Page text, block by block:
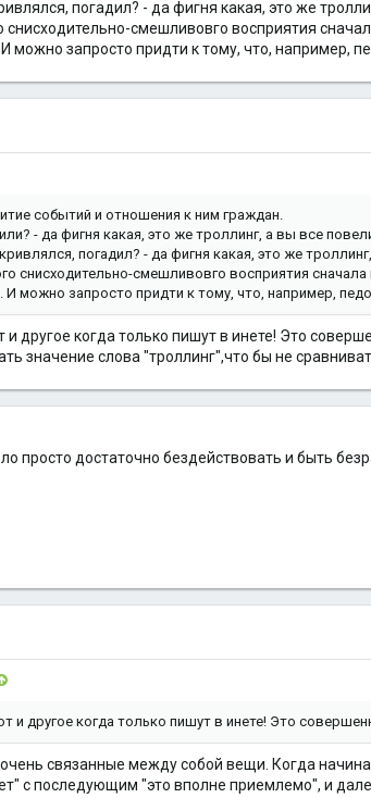
погадил? - да фигня какая, это же
снисходительно-смешливовго восприятия
можно запросто придти к тому, что, например,
событий и отношения к ним граждан.
- да фигня какая, это же троллинг, а вы все
погадил? - да фигня какая, это же
снисходительно-смешливовго восприятия
И можно запросто придти к тому, что, например,
другое когда только пишут в инете! Это
значение слова "троллинг",что бы не
просто достаточно бездействовать и быть
и другое когда только пишут в инете! Это
очень связанные между собой вещи. Когда
с последующим "это вполне приемлемо", и